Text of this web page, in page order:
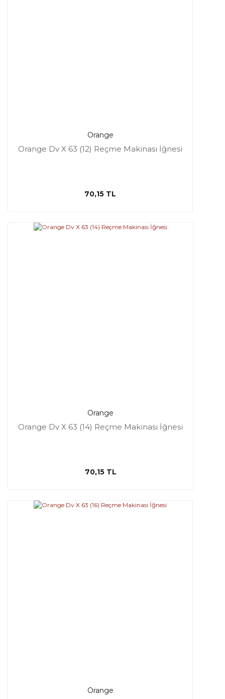
Orange
Orange Dv X 63 (12) Reçme Makinası İğnesi
70,15 TL
Orange
Orange Dv X 63 (14) Reçme Makinası İğnesi
70,15 TL
Orange